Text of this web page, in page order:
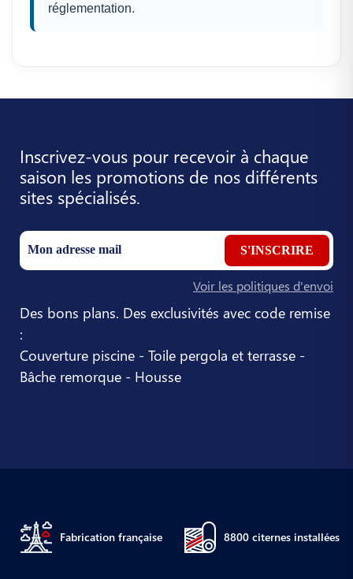
réglementation.
Inscrivez-vous pour recevoir à chaque
saison les promotions de nos différents
sites spécialisés.
S'INSCRIRE
Voir les politiques d'envoi
Des bons plans. Des exclusivités avec code remise
:
Couverture piscine - Toile pergola et terrasse -
Bâche remorque - Housse
Fabrication française 8800 citernes installées